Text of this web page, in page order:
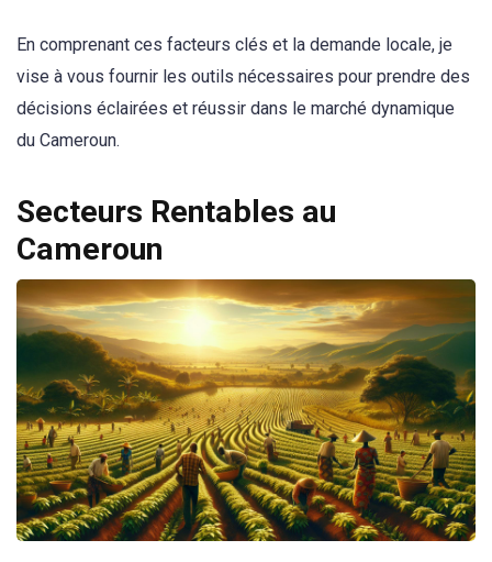
En comprenant ces facteurs clés et la demande locale, je
vise à vous fournir les outils nécessaires pour prendre des
décisions éclairées et réussir dans le marché dynamique
du Cameroun.
Secteurs Rentables au
Cameroun